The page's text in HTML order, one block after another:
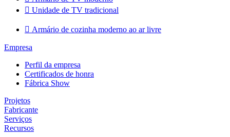
 Unidade de TV tradicional
 Armário de cozinha moderno ao ar livre
Empresa
Perfil da empresa
Certificados de honra
Fábrica Show
Projetos
Fabricante
Serviços
Recursos